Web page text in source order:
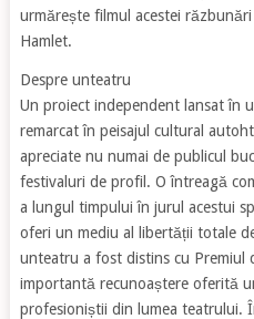
urmărește filmul acestei
Hamlet.
Despre unteatru
Un proiect independent lansat în
remarcat în peisajul cultural
apreciate nu numai de publicul
festivaluri de profil. O întreagă
a lungul timpului în jurul acestui
oferi un mediu al libertății totale
unteatru a fost distins cu Premiul
importantă recunoaștere oferită
profesioniștii din lumea teatrului.